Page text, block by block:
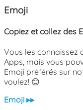
Emoji
Copiez et collez des
Vous les connaissez
Apps, mais vous
Emoji préférés sur
voulez! 😊
Emoji ▸▸